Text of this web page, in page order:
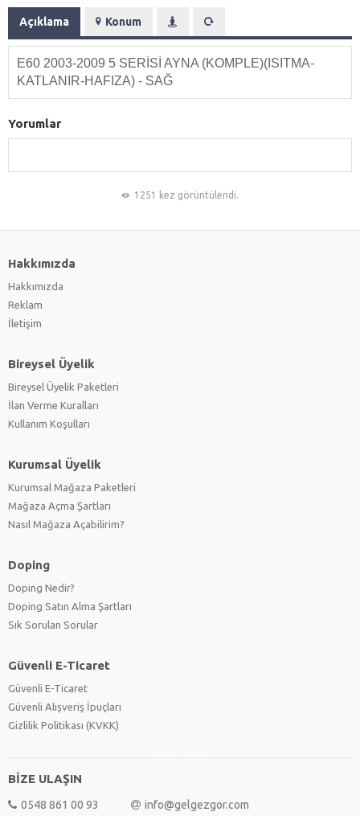
Açıklama Konum
E60 2003-2009 5 SERİSİ AYNA (KOMPLE)(ISITMA-
KATLANIR-HAFIZA) - SAĞ
Yorumlar
1251 kez görüntülendi.
Hakkımızda
Hakkımızda
Reklam
İletişim
Bireysel Üyelik
Bireysel Üyelik Paketleri
İlan Verme Kuralları
Kullanım Koşulları
Kurumsal Üyelik
Kurumsal Mağaza Paketleri
Mağaza Açma Şartları
Nasıl Mağaza Açabilirim?
Doping
Doping Nedir?
Doping Satın Alma Şartları
Sık Sorulan Sorular
Güvenli E-Ticaret
Güvenli E-Ticaret
Güvenli Alışveriş İpuçları
Gizlilik Politikası (KVKK)
BİZE ULAŞIN
0548 861 00 93 info@gelgezgor.com